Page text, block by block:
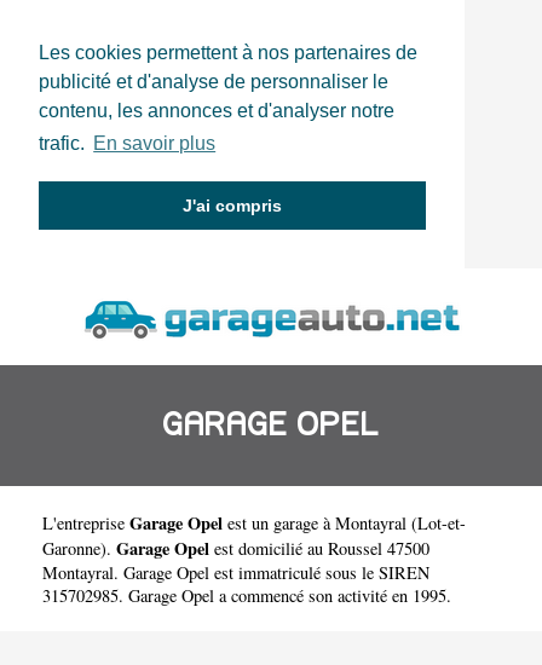
Les cookies permettent à nos partenaires de
publicité et d'analyse de personnaliser le
contenu, les annonces et d'analyser notre
trafic. En savoir plus
J'ai compris
GARAGE OPEL
L'entreprise Garage Opel est un garage à Montayral (Lot-et-
Garonne). Garage Opel est domicilié au Roussel 47500
Montayral. Garage Opel est immatriculé sous le SIREN
315702985. Garage Opel a commencé son activité en 1995.